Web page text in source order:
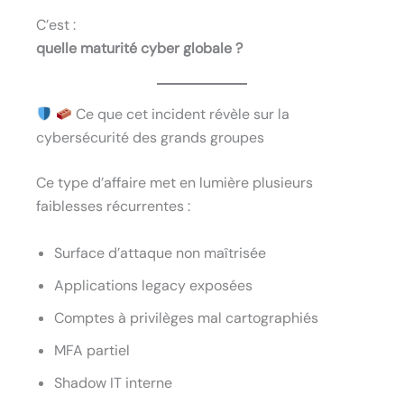
C’est :
quelle maturité cyber globale ?
Ce que cet incident révèle sur la
cybersécurité des grands groupes
Ce type d’affaire met en lumière plusieurs
faiblesses récurrentes :
Surface d’attaque non maîtrisée
Applications legacy exposées
Comptes à privilèges mal cartographiés
MFA partiel
Shadow IT interne